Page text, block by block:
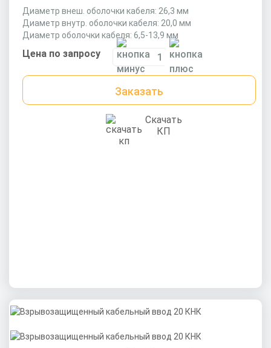
Диаметр внеш. оболочки кабеля: 26,3 мм
Диаметр внутр. оболочки кабеля: 20,0 мм
Диаметр оболочки кабеля: 6,5-13,9 мм
Цена по запросу
Заказать
Скачать
КП